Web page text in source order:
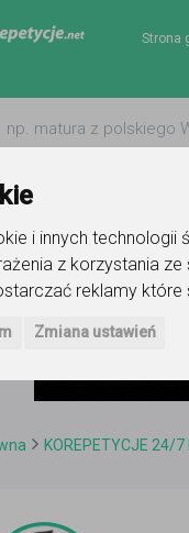
i innych
z korzystania
reklamy które
Zmiana ustawień
Strona
KOREPETYCJE 24/